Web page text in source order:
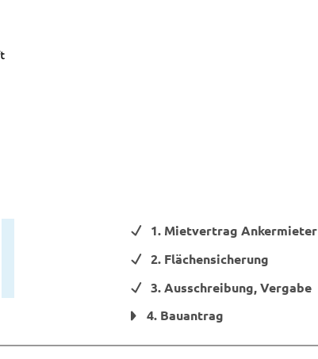
1. Mietvertrag Ankermieter
2. Flächensicherung
3. Ausschreibung, Vergabe
4. Bauantrag